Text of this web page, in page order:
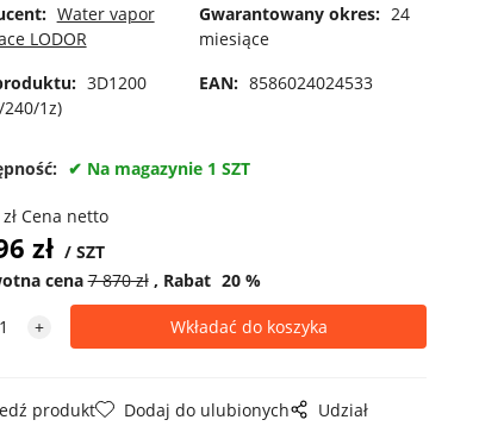
Water vapor
LODOR
Gwarantowany okres: 24
miesiące
3D1200
1z)
EAN: 8586024024533
Na magazynie 1 SZT
Cena netto
zł
SZT
cena 7 870zł Rabat 20%
produkt Dodaj do ulubionych Udział